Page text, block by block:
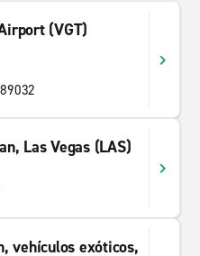
(VGT)
Las Vegas (LAS)
vehículos exóticos,